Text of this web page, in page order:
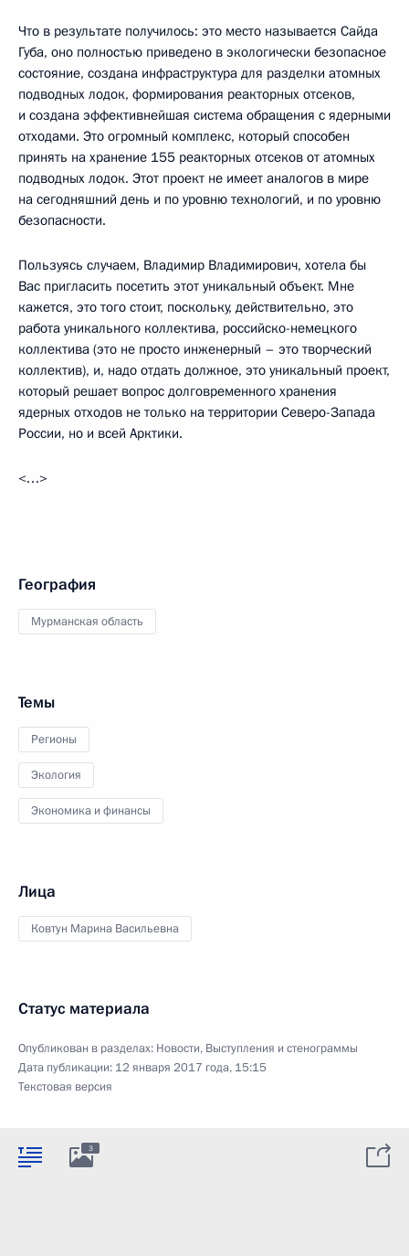
Что в результате получилось: это место называется Сайда
Губа, оно полностью приведено в экологически безопасное
состояние, создана инфраструктура для разделки атомных
подводных лодок, формирования реакторных отсеков,
и создана эффективнейшая система обращения с ядерными
отходами. Это огромный комплекс, который способен
принять на хранение 155 реакторных отсеков от атомных
подводных лодок. Этот проект не имеет аналогов в мире
на сегодняшний день и по уровню технологий, и по уровню
безопасности.
Пользуясь случаем, Владимир Владимирович, хотела бы
Вас пригласить посетить этот уникальный объект. Мне
кажется, это того стоит, поскольку, действительно, это
работа уникального коллектива, российско-немецкого
коллектива (это не просто инженерный – это творческий
коллектив), и, надо отдать должное, это уникальный проект,
который решает вопрос долговременного хранения
ядерных отходов не только на территории Северо-Запада
России, но и всей Арктики.
<…>
География
Мурманская область
Темы
Регионы
Экология
Экономика и финансы
Лица
Ковтун Марина Васильевна
Статус материала
Опубликован в разделах: Новости, Выступления и стенограммы
Дата публикации: 12 января 2017 года, 15:15
Текстовая версия
3